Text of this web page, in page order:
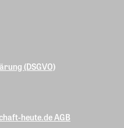
(DSGVO)
heute.de AGB